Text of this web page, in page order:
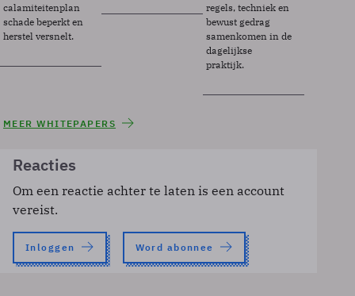
calamiteitenplan
schade beperkt en
herstel versnelt.
regels, techniek en
bewust gedrag
samenkomen in de
dagelijkse
praktijk.
MEER WHITEPAPERS
Reacties
Om een reactie achter te laten is een account
vereist.
Inloggen Word abonnee